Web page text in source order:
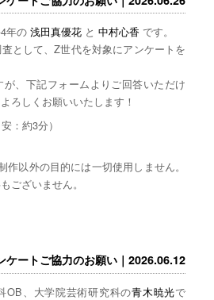
年の 浅田真優花と 中村心香 です。
として、Z世代を対象にアンケートを
、下記フォームよりご回答いただけ
ろしくお願いいたします！
：約3分）
作以外の目的には一切使用しません。
ございません。
ケートご協力のお願い｜2026.06.12
OB、大学院芸術研究科の青木暁光で